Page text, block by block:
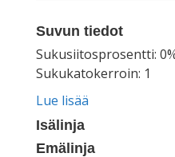
Suvun tiedot
Sukusiitosprosentti:
Sukukatokerroin: 1
Lue lisää
Isälinja
Emälinja